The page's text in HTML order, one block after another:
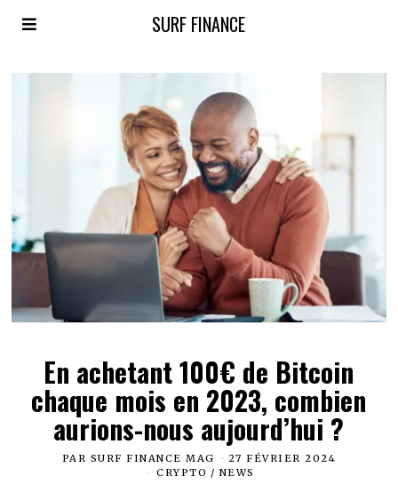
SURF FINANCE
En achetant 100€ de Bitcoin
chaque mois en 2023, combien
aurions-nous aujourd’hui ?
PAR SURF FINANCE MAG
27 FÉVRIER 2024
CRYPTO / NEWS